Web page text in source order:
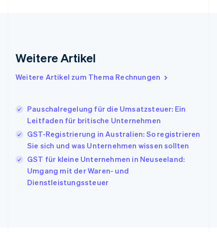
Weitere Artikel
Weitere Artikel zum Thema Rechnungen
Pauschalregelung für die Umsatzsteuer: Ein
Leitfaden für britische Unternehmen
GST-Registrierung in Australien: So registrieren
Sie sich und was Unternehmen wissen sollten
GST für kleine Unternehmen in Neuseeland:
Umgang mit der Waren- und
Dienstleistungssteuer
English
Indien
English
Italien
ItalianoEnglish
Japan
English
Kanada
EnglishFrançais
Kroatien
English Italiano